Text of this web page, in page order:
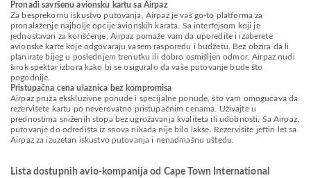
Pronađi savršenu avionsku kartu sa Airpaz
Za besprekornu iskustvo putovanja, Airpaz je vaš go-to platforma za
pronalaženje najbolje opcije avionskih karata. Sa interfejsom koji je
jednostavan za korišćenje, Airpaz pomaže vam da uporedite i izaberete
avionske karte koje odgovaraju vašem rasporedu i budžetu. Bez obzira da li
planirate bijeg u poslednjem trenutku ili dobro osmišljen odmor, Airpaz nudi
širok spektar izbora kako bi se osiguralo da vaše putovanje bude što
pogodnije.
Pristupačna cena ulaznica bez kompromisa
Airpaz pruža ekskluzivne ponude i specijalne ponude, što vam omogućava da
rezervišete kartu po neverovatno pristupačnim cenama. Uživajte u
prednostima sniženih stopa bez ugrožavanja kvaliteta ili udobnosti. Sa Airpaz,
putovanje do odredišta iz snova nikada nije bilo lakše. Rezervišite jeftin let sa
Airpaz za izuzetan iskustvo putovanja i nenadmašnu uštedu.
Lista dostupnih avio-kompanija od Cape Town International